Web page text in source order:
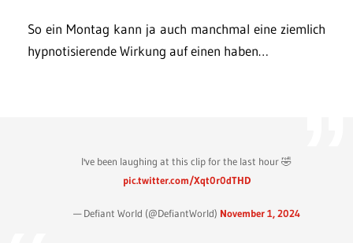
So ein Montag kann ja auch manchmal eine ziemlich
hypnotisierende Wirkung auf einen haben…
I've been laughing at this clip for the last hour 🤣
pic.twitter.com/Xqt0r0dTHD
— Defiant World (@DefiantWorld) November 1, 2024